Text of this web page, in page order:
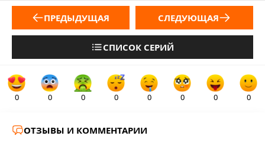
ПРЕДЫДУЩАЯ
СПИСОК СЕРИЙ
СЛЕДУЮЩАЯ
0 0 0 0 0 0 0 0
ОТЗЫВЫ И КОММЕНТАРИИ